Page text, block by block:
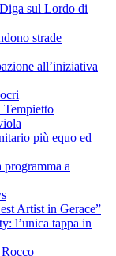
sul Lordo di
strade
all’iniziativa
più equo ed
a
Artist in Gerace”
l’unica tappa in